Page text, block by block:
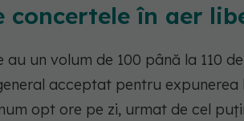
concertele în aer
un volum de 100 până la 110
acceptat pentru expunerea
opt ore pe zi, urmat de cel